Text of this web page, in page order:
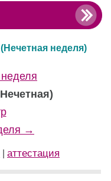
(Нечетная неделя)
→
аттестация